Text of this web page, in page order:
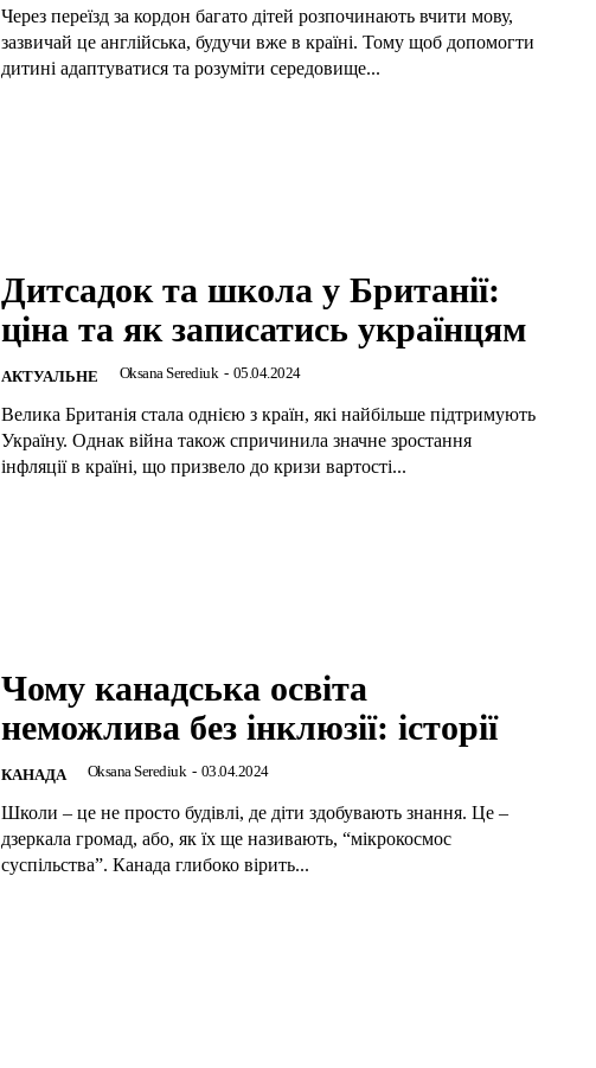
Через переїзд за кордон багато дітей розпочинають вчити мову,
зазвичай це англійська, будучи вже в країні. Тому щоб допомогти
дитині адаптуватися та розуміти середовище...
Дитсадок та школа у Британії:
ціна та як записатись українцям
АКТУАЛЬНЕ Oksana Serediuk - 05.04.2024
Велика Британія стала однією з країн, які найбільше підтримують
Україну. Однак війна також спричинила значне зростання
інфляції в країні, що призвело до кризи вартості...
Чому канадська освіта
неможлива без інклюзії: історії
КАНАДА Oksana Serediuk - 03.04.2024
Школи – це не просто будівлі, де діти здобувають знання. Це –
дзеркала громад, або, як їх ще називають, “мікрокосмос
суспільства”. Канада глибоко вірить...